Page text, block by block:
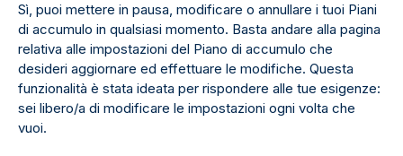
Sì, puoi mettere in pausa, modificare o annullare i tuoi Piani
di accumulo in qualsiasi momento. Basta andare alla pagina
relativa alle impostazioni del Piano di accumulo che
desideri aggiornare ed effettuare le modifiche. Questa
funzionalità è stata ideata per rispondere alle tue esigenze:
sei libero/a di modificare le impostazioni ogni volta che
vuoi.